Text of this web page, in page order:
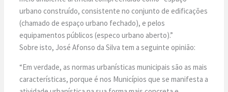
urbano construído, consistente no conjunto de edificações
(chamado de espaço urbano fechado), e pelos
equipamentos públicos (especo urbano aberto).”
Sobre isto, José Afonso da Silva tem a seguinte opinião:
“Em verdade, as normas urbanísticas municipais são as mais
características, porque é nos Municípios que se manifesta a